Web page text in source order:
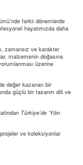
farklı dönemlerde
hayatımızda daha
zamansız ve karakter
malzemenin doğasına
üzerine
değer kazanan bir
güçlü bir tasarım dili ve
Türkiye’de ‘Yılın
ve koleksiyonlar